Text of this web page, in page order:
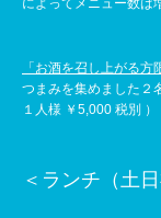
によってメニュー数は
「お酒を召し上がる
つまみを集めました２
１人様 ￥5,000 税別 ）
＜ランチ（土